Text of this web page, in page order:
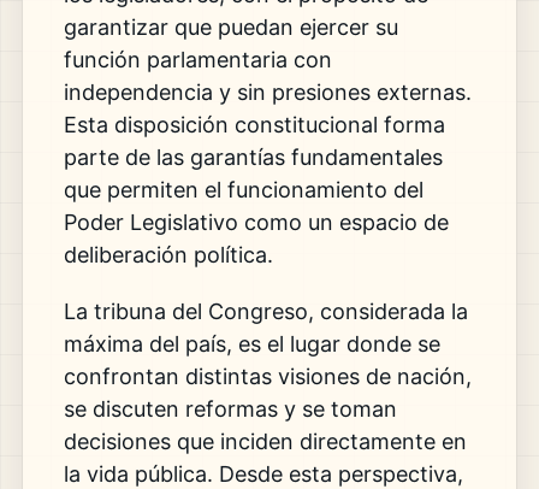
garantizar que puedan ejercer su
función parlamentaria con
independencia y sin presiones externas.
Esta disposición constitucional forma
parte de las garantías fundamentales
que permiten el funcionamiento del
Poder Legislativo como un espacio de
deliberación política.
La tribuna del Congreso, considerada la
máxima del país, es el lugar donde se
confrontan distintas visiones de nación,
se discuten reformas y se toman
decisiones que inciden directamente en
la vida pública. Desde esta perspectiva,